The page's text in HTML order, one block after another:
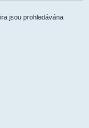
jsou prohledávána